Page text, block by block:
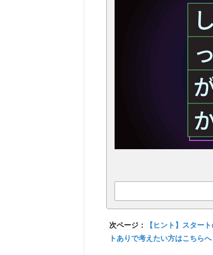
次ページ：
【ヒント】スター
トありで考えたい方はこちらへ